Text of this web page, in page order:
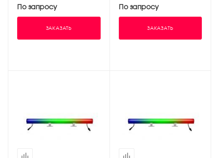
По запросу
ЗАКАЗАТЬ
По запросу
ЗАКАЗАТЬ